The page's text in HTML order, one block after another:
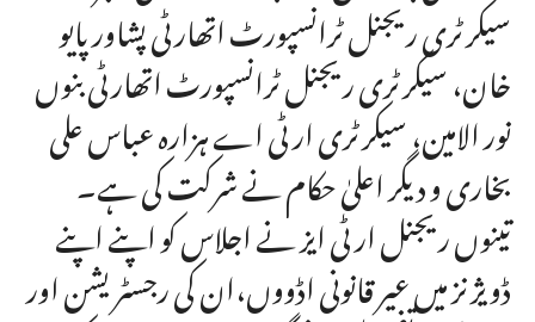
سیکرٹری ریجنل ٹرانسپورٹ اتھارٹی پشاور پایو
خان، سیکرٹری ریجنل ٹرانسپورٹ اتھارٹی بنوں
نور الامین، سیکرٹری ار ٹی اے ہزارہ عباس علی
بخاری و دیگر اعلیٰ حکام نے شرکت کی ہے۔
تینوں ریجنل ار ٹی ایز نے اجلاس کو اپنے اپنے
ڈویژنز میں عیر قانونی اڈووں،ان کی رجسٹریشن اور